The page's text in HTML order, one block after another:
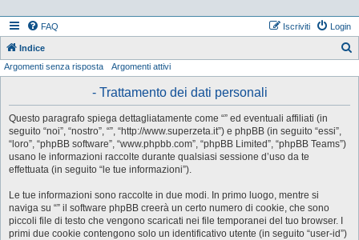
FAQ Login
Iscriviti
Indice
Argomenti senza risposta Argomenti attivi
- Trattamento dei dati personali
Questo paragrafo spiega dettagliatamente come “” ed eventuali affiliati (in
seguito “noi”, “nostro”, “”, “http://www.superzeta.it”) e phpBB (in seguito “essi”,
“loro”, “phpBB software”, “www.phpbb.com”, “phpBB Limited”, “phpBB Teams”)
usano le informazioni raccolte durante qualsiasi sessione d’uso da te
effettuata (in seguito “le tue informazioni”).
Le tue informazioni sono raccolte in due modi. In primo luogo, mentre si
naviga su “” il software phpBB creerà un certo numero di cookie, che sono
piccoli file di testo che vengono scaricati nei file temporanei del tuo browser. I
primi due cookie contengono solo un identificativo utente (in seguito “user-id”)